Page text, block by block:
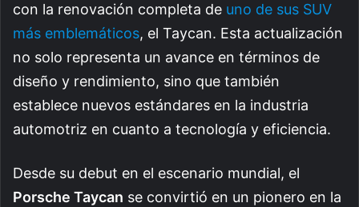
con la renovación completa de uno de sus SUV
más emblemáticos, el Taycan. Esta actualización
no solo representa un avance en términos de
diseño y rendimiento, sino que también
establece nuevos estándares en la industria
automotriz en cuanto a tecnología y eficiencia.
Desde su debut en el escenario mundial, el
Porsche Taycan se convirtió en un pionero en la